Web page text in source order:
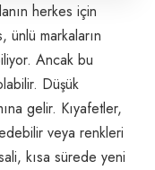
herkes için
ünlü markaların
Ancak bu
Düşük
gelir. Kıyafetler,
veya renkleri
kısa sürede yeni